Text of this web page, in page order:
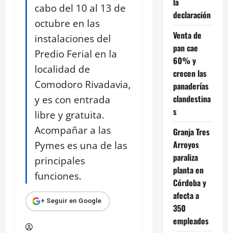
cabo del 10 al 13 de
octubre en las
instalaciones del
Predio Ferial en la
localidad de
Comodoro Rivadavia,
y es con entrada
libre y gratuita.
Acompañar a las
Pymes es una de las
principales
funciones.
+ Seguir en Google
declaración
Venta de
pan cae
60% y
crecen las
panaderías
clandestina
s
Granja Tres
Arroyos
paraliza
planta en
Córdoba y
afecta a
350
empleados